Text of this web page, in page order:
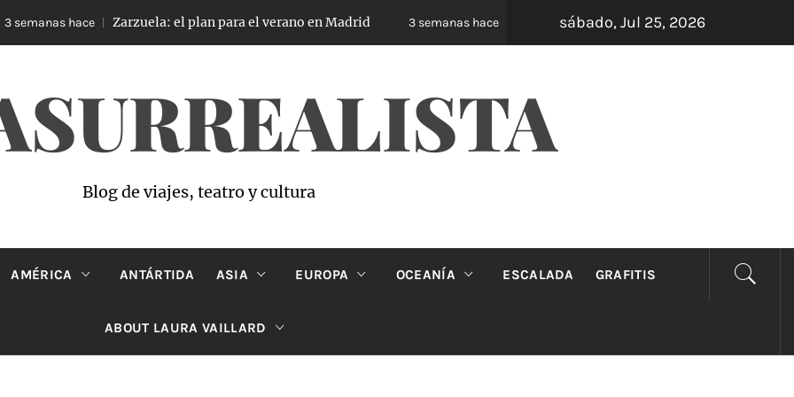
hace Zarzuela: el plan para el verano en Madrid 3 semanas hace Oveja Negra: el unipersonal que se ríe de los mandatos
sábado, Jul 25, 2026
Blog de viajes, teatro y cultura
AMÉRICA ANTÁRTIDA ASIA EUROPA OCEANÍA ESCALADA GRAFITIS
ABOUT LAURA VAILLARD